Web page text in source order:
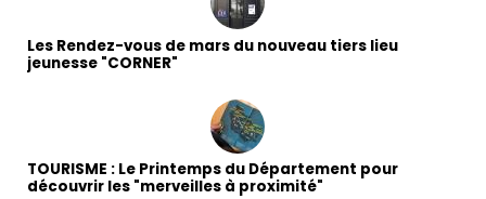
Les Rendez-vous de mars du nouveau tiers lieu
jeunesse "CORNER"
TOURISME : Le Printemps du Département pour
découvrir les "merveilles à proximité"